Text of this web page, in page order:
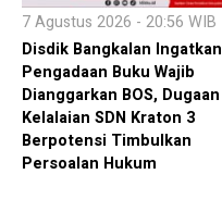
7 Agustus 2026 - 20:56 WIB
Disdik Bangkalan Ingatkan
Pengadaan Buku Wajib
Dianggarkan BOS, Dugaan
Kelalaian SDN Kraton 3
Berpotensi Timbulkan
Persoalan Hukum